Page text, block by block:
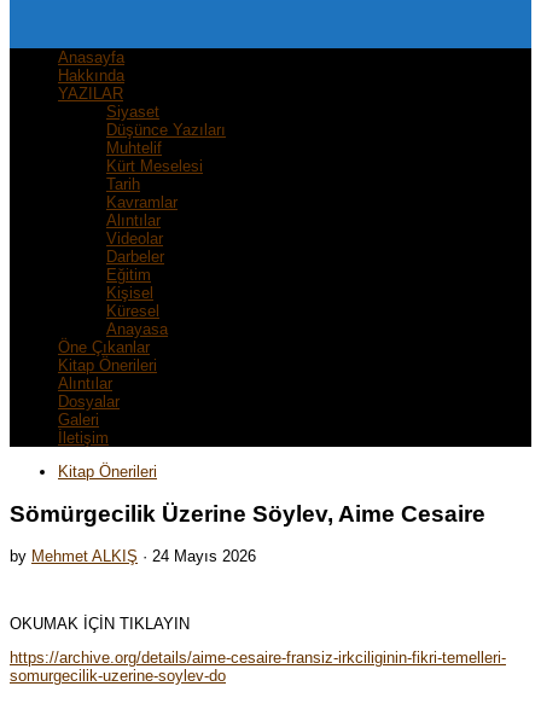
Anasayfa
Hakkında
YAZILAR
Siyaset
Düşünce Yazıları
Muhtelif
Kürt Meselesi
Tarih
Kavramlar
Alıntılar
Videolar
Darbeler
Eğitim
Kişisel
Küresel
Anayasa
Öne Çıkanlar
Kitap Önerileri
Alıntılar
Dosyalar
Galeri
İletişim
Kitap Önerileri
Sömürgecilik Üzerine Söylev, Aime Cesaire
by Mehmet ALKIŞ · 24 Mayıs 2026
OKUMAK İÇİN TIKLAYIN
https://archive.org/details/aime-cesaire-fransiz-irkciliginin-fikri-temelleri-
somurgecilik-uzerine-soylev-do